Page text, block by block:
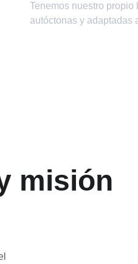
Tenemos nuestro
autóctonas y adaptadas
misión